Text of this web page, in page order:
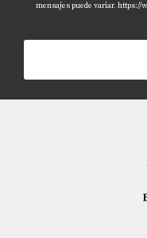
mensajes puede variar. https://